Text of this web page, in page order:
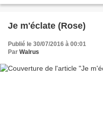
Je m'éclate (Rose)
Publié le 30/07/2016 à 00:01
Par Walrus